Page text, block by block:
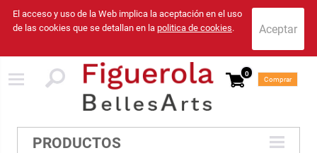
El acceso y uso de la Web implica la aceptación en el uso
de las cookies que se detallan en la politica de cookies.
0
Comprar
PRODUCTOS